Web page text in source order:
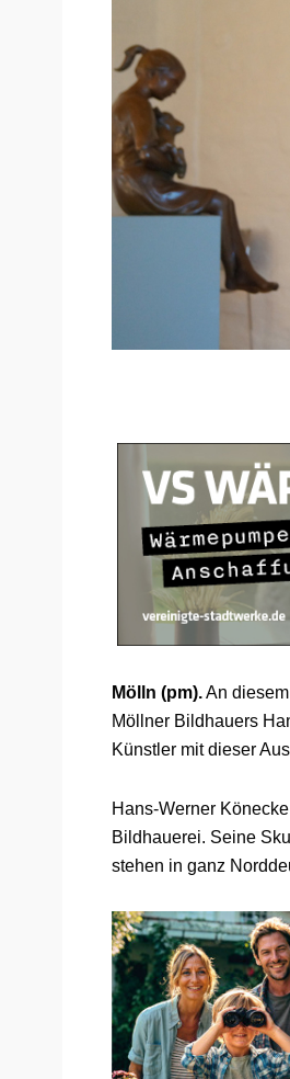
Mölln (pm).An
Möllner Bildhauers
Künstler mit dieser
Hans-Werner
Bildhauerei. Seine
stehen in ganz